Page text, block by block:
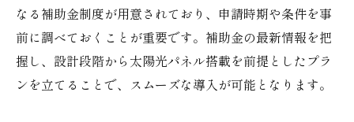
なる補助金制度が用意されており、申請時期や条件を事
前に調べておくことが重要です。補助金の最新情報を把
握し、設計段階から太陽光パネル搭載を前提としたプラ
ンを立てることで、スムーズな導入が可能となります。